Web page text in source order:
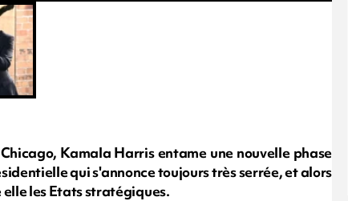
Kamala Harris entame une nouvelle phase
qui s'annonce toujours très serrée, et alors
elle les Etats stratégiques.